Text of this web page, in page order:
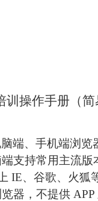
训操作手册（简
端、手机端浏览
支持常用主流版
IE、谷歌、火狐
器，不提供 APP